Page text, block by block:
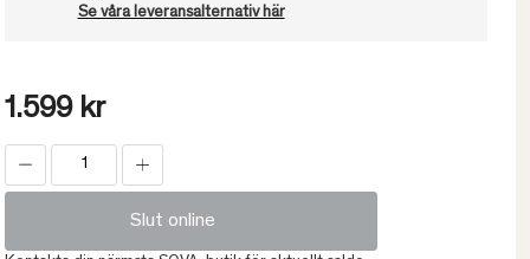
Se våra leveransalternativ här
1.599 kr
Slut online